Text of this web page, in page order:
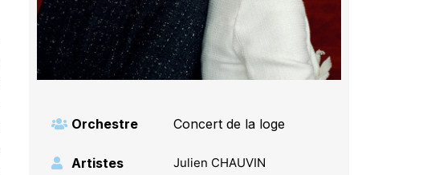
Orchestre Concert de la loge
Artistes
Julien CHAUVIN